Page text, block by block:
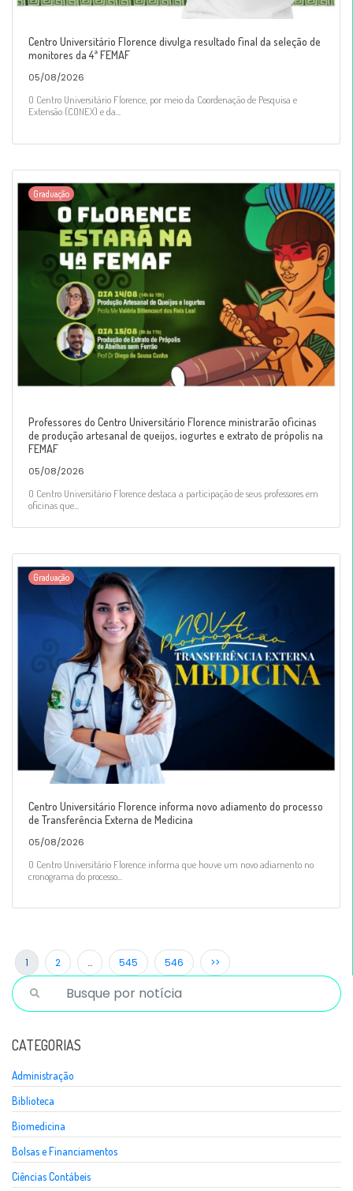
Centro Universitário Florence divulga resultado final da seleção de
monitores da 4ª FEMAF
05/08/2026
O Centro Universitário Florence, por meio da Coordenação de Pesquisa e
Extensão (CONEX) e da...
Graduação
Professores do Centro Universitário Florence ministrarão oficinas
de produção artesanal de queijos, iogurtes e extrato de própolis na
FEMAF
05/08/2026
O Centro Universitário Florence destaca a participação de seus professores em
oficinas que...
Graduação
Centro Universitário Florence informa novo adiamento do processo
de Transferência Externa de Medicina
05/08/2026
O Centro Universitário Florence informa que houve um novo adiamento no
cronograma do processo...
1 2 … 545 546 >>
CATEGORIAS
Administração
Biblioteca
Biomedicina
Bolsas e Financiamentos
Ciências Contábeis